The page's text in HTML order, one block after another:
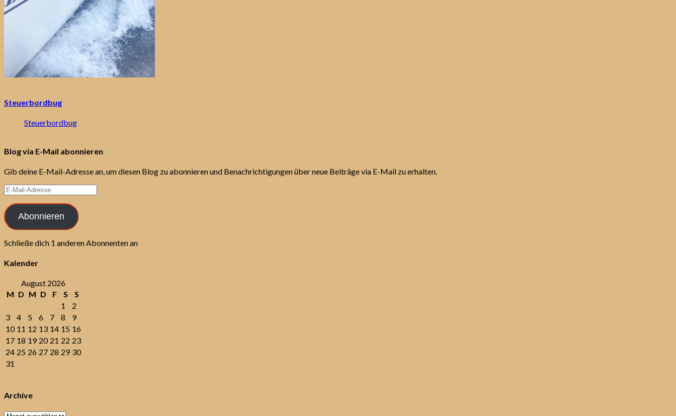
Steuerbordbug
Steuerbordbug
Blog via E-Mail abonnieren
Gib deine E-Mail-Adresse an, um diesen Blog zu abonnieren und Benachrichtigungen über neue Beiträge via E-Mail zu erhalten.
E-
Mail-
Adresse
Abonnieren
Schließe dich 1 anderen Abonnenten an
Kalender
August 2026
M D M D F S
S
1
2
3
4 5 6 7 8
9
10 11 12 13 14 15 16
17 18 19 20 21 22 23
24 25 26 27 28 29 30
31
Archive